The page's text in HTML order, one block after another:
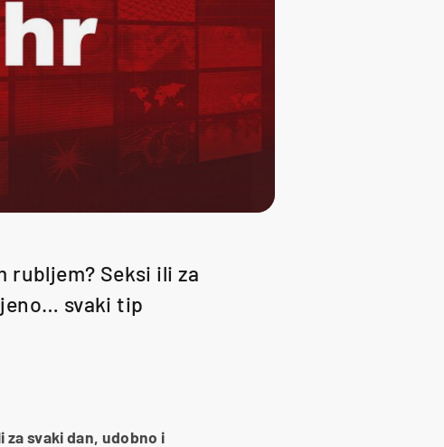
rubljem? Seksi ili za
svaki tip
svaki dan, udobno i